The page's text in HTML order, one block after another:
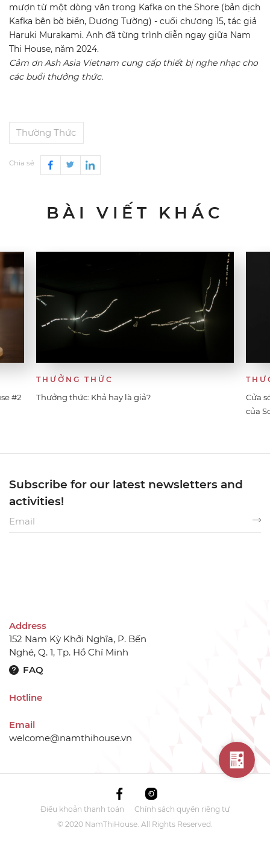
mượn từ một dòng văn trong Kafka on the Shore (bản dịch
Kafka bên bờ biển, Dương Tường) - cuối chương 15, tác giả
Haruki Murakami. Anh đã từng trình diễn ngay giữa Nam
Thi House, năm 2024.
Cảm ơn Ash Asia Vietnam cung cấp thiết bị nghe nhạc cho
các buổi thưởng thức.
Thường Thức
Chia sẻ
BÀI VIẾT KHÁC
#2
THƯỞNG THỨC
Thưởng thức: Khả hay là giả?
Cửa
của
Address
152 Nam Kỳ Khởi Nghĩa, P. Bến
Nghé, Q. 1, Tp. Hồ Chí Minh
FAQ
Hotline
Email
welcome@namthihouse.vn
Subscribe for our latest newsletters and
activities!
© 2020 NamThiHouse. All Rights Reserved.
Điều khoản thanh toán Chính sách quyền riêng tư